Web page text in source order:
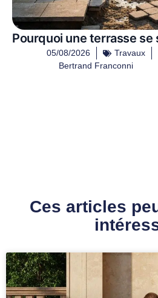
Pourquoi une terrasse
05/08/2026
Travaux
Bertrand Franconni
Ces articles